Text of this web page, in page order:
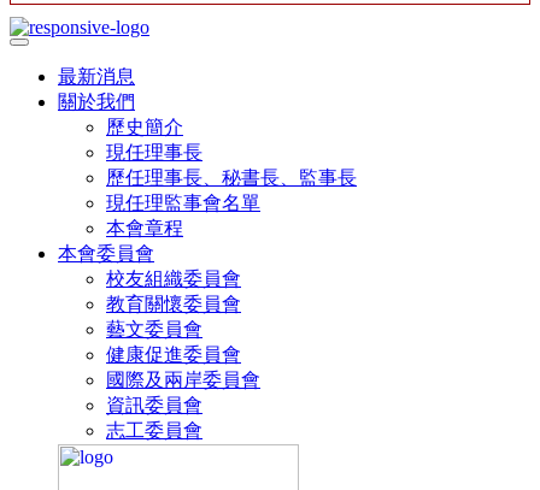
最新消息
關於我們
歷史簡介
現任理事長
歷任理事長、秘書長、監事長
現任理監事會名單
本會章程
本會委員會
校友組織委員會
教育關懷委員會
藝文委員會
健康促進委員會
國際及兩岸委員會
資訊委員會
志工委員會